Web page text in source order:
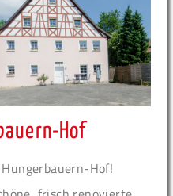
Hof
Hof!